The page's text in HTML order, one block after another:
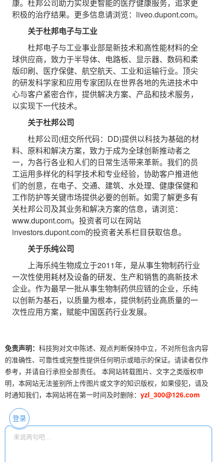
康。杜邦公司助力实现更智能的医疗健康服务，追求更
积极的治疗结果。更多信息请浏览：liveo.dupont.com。
关于杜邦电子与工业
杜邦电子与工业事业部是新技术和高性能材料的全
球供应商，致力于半导体、电路板、显示器、数码和柔
版印刷、医疗保健、航空航天、工业和运输行业。顶尖
的研发科学家和应用专家团队在世界各地的先进技术中
心与客户紧密合作，提供解决方案、产品和技术服务，
以实现下一代技术。
关于杜邦公司
杜邦公司(纽交所代码：DD)提供以科技为基础的材
料、原料和解决方案，致力于成为全球创新推动者之
一，为各行各业和人们的日常生活带来革新。我们的员
工运用多样化的科学技术和专业经验，协助客户推进他
们的创意，在电子、交通、建筑、水处理、健康保健和
工作防护等关键市场提供必要的创新。如需了解更多有
关杜邦公司及其业务和解决方案的信息，请浏览：
www.dupont.com。投资者可以在网站
investors.dupont.com的投资者关系栏目获取信息。
关于乐纯公司
上海乐纯生物成立于2011年，是从事生物制药行业
一次性使用耗材及设备的研发、生产和销售的高新技术
企业。作为最早一批从事生物制药供应链的企业，乐纯
以创新为基石，以质量为根本，提供制药业高质量的一
次性应用方案，赋能中国医药行业发展。
免责声明： 科技狗对文中陈述、观点判断保持中立，不对所包含内容
的准确性、可靠性或完整性提供任何明示或暗示的保证。请读者仅作
参考，并请自行承担全部责任。 本网站转载图片、文字之类版权申
明，本网站无法鉴别所上传图片或文字的知识版权，如果侵犯，请及
时通知我们，本网站将在第一时间及时删除： yzl_300@126.com
登录